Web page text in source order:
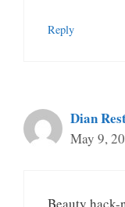
Reply
Dian
May 9,